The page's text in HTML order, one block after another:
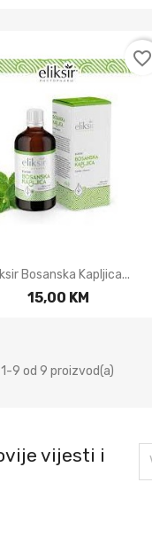
Brzi pregled
Bosanska Kapljica...
15,00 KM
favorite_border
9 od 9 proizvod(a)
vijesti i